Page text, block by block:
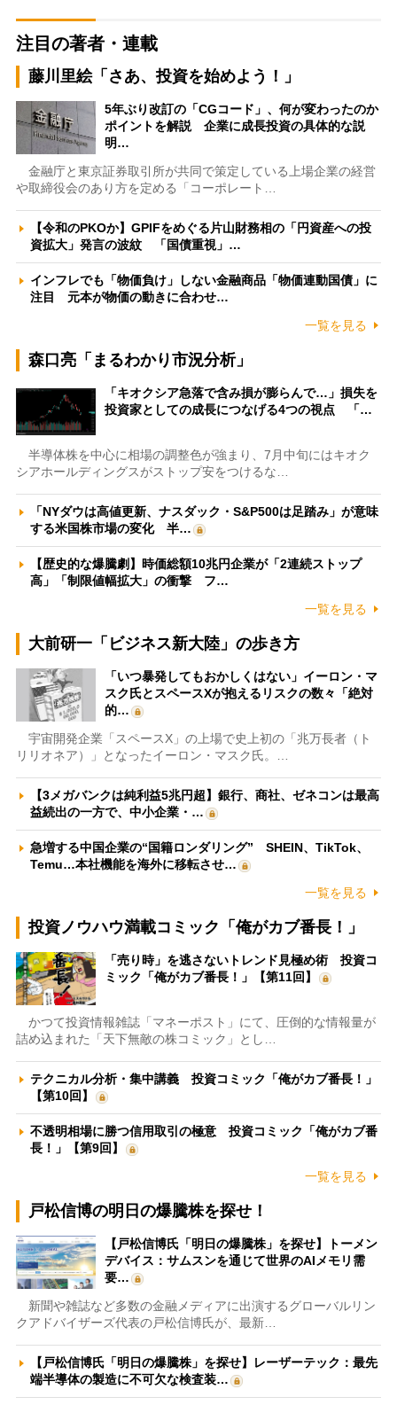
注目の著者・連載
藤川里絵「さあ、投資を始めよう！」
5年ぶり改訂の「CGコード」、何が変わったのか
ポイントを解説 企業に成長投資の具体的な説
明…
金融庁と東京証券取引所が共同で策定している上場企業の経営
や取締役会のあり方を定める「コーポレート…
【令和のPKOか】GPIFをめぐる片山財務相の「円資産への投
資拡大」発言の波紋 「国債重視」…
インフレでも「物価負け」しない金融商品「物価連動国債」に
注目 元本が物価の動きに合わせ…
一覧を見る
森口亮「まるわかり市況分析」
「キオクシア急落で含み損が膨らんで…」損失を
投資家としての成長につなげる4つの視点 「…
半導体株を中心に相場の調整色が強まり、7月中旬にはキオク
シアホールディングスがストップ安をつけるな…
「NYダウは高値更新、ナスダック・S&P500は足踏み」が意味
する米国株市場の変化 半…
【歴史的な爆騰劇】時価総額10兆円企業が「2連続ストップ
高」「制限値幅拡大」の衝撃 フ…
一覧を見る
大前研一「ビジネス新大陸」の歩き方
「いつ暴発してもおかしくはない」イーロン・マ
スク氏とスペースXが抱えるリスクの数々「絶対
的…
宇宙開発企業「スペースX」の上場で史上初の「兆万長者（ト
リリオネア）」となったイーロン・マスク氏。…
【3メガバンクは純利益5兆円超】銀行、商社、ゼネコンは最高
益続出の一方で、中小企業・…
急増する中国企業の“国籍ロンダリング” SHEIN、TikTok、
Temu…本社機能を海外に移転させ…
一覧を見る
投資ノウハウ満載コミック「俺がカブ番長！」
「売り時」を逃さないトレンド見極め術 投資コ
ミック「俺がカブ番長！」【第11回】
かつて投資情報雑誌「マネーポスト」にて、圧倒的な情報量が
詰め込まれた「天下無敵の株コミック」とし…
テクニカル分析・集中講義 投資コミック「俺がカブ番長！」
【第10回】
不透明相場に勝つ信用取引の極意 投資コミック「俺がカブ番
長！」【第9回】
一覧を見る
戸松信博の明日の爆騰株を探せ！
【戸松信博氏「明日の爆騰株」を探せ】トーメン
デバイス：サムスンを通じて世界のAIメモリ需
要…
新聞や雑誌など多数の金融メディアに出演するグローバルリン
クアドバイザーズ代表の戸松信博氏が、最新…
【戸松信博氏「明日の爆騰株」を探せ】レーザーテック：最先
端半導体の製造に不可欠な検査装…